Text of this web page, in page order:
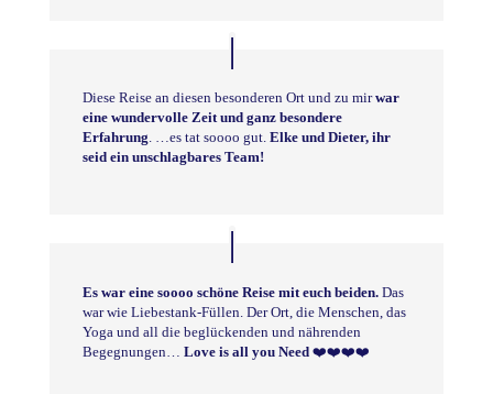
Diese Reise an diesen besonderen Ort und zu mirwar
eine wundervolle Zeit und ganz besondere
Erfahrung. …es tat soooo gut. Elke und Dieter, ihr
seid ein unschlagbares Team!
Es war eine soooo schöne Reise mit euch beiden. Das
war wie Liebestank-Füllen. Der Ort, die Menschen, das
Yoga und all die beglückenden und nährenden
Begegnungen… Love is all you Need❤️❤️❤️❤️